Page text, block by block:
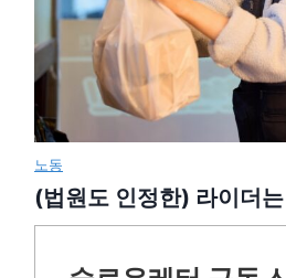
노동
(법원도 인정한) 라이더